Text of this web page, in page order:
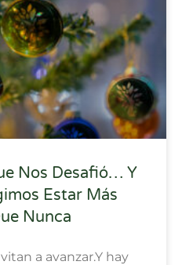
Nos Desafió… Y
Estar Más
Nunca
a avanzar.Y hay